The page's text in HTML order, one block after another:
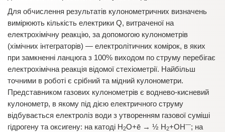
Для обчислення результатів кулонометричних визначень
вимірюють кількість електрики Q, витраченої на
електрохімічну реакцію, за допомогою кулонометрів
(хімічних інтеграторів) — електролітичних комірок, в яких
при замкненні ланцюга з 100% виходом по струму перебігає
електрохімічна реакція відомої стехіометрії. Найбільш
точними в роботі є срібний та мідний кулонометри.
Представником газових кулонометрів є воднево-кисневий
кулонометр, в якому під дією електричного струму
відбувається електроліз води з утворенням газової суміші
гідрогену та оксигену: на катоді Н2О+ē → ½ Н2+ОН—; на